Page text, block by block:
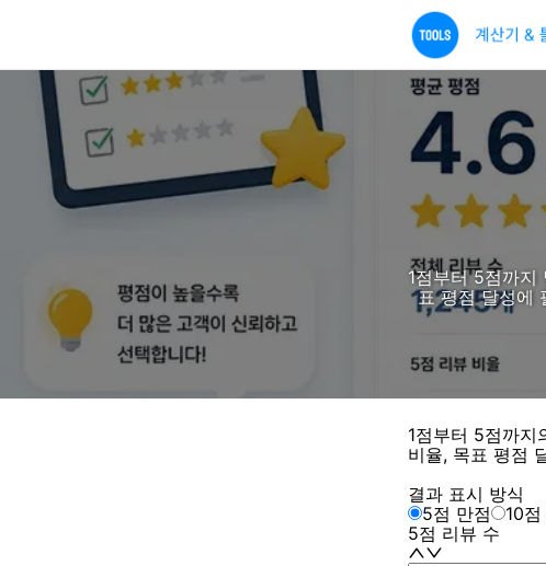
1점부터 5점까
표 평점 달성에
1점부터 5점까
비율, 목표 평점
결과 표시 방식
5점 만점
10
5점 리뷰 수